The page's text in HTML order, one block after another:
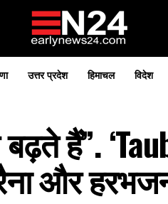
उत्तर प्रदेश हिमाचल विदेश
हैं”.
और